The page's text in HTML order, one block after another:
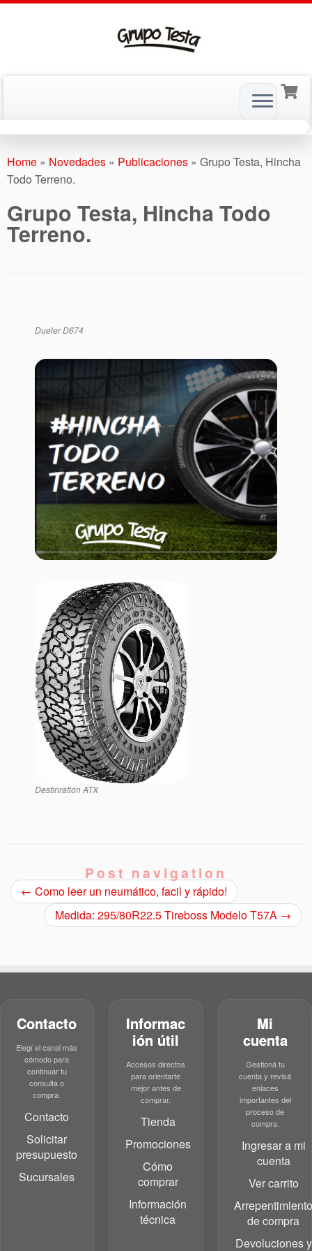
to
content
Home » Novedades » Publicaciones » Grupo Testa, Hincha
Todo Terreno.
Grupo Testa, Hincha Todo
Terreno.
Dueler D674
Destinration ATX
Post navigation
← Como leer un neumático, facil y rápido!
Medida: 295/80R22.5 Tireboss Modelo T57A →
Contacto
Elegí el canal más
cómodo para
continuar tu
consulta o
compra.
Contacto
Solicitar
presupuesto
Sucursales
Informac
ión útil
Accesos directos
para orientarte
mejor antes de
comprar.
Tienda
Promociones
Cómo
comprar
Información
técnica
Mi
cuenta
Gestioná tu
cuenta y revisá
enlaces
importantes del
proceso de
compra.
Ingresar a mi
cuenta
Ver carrito
de compra
Devoluciones y